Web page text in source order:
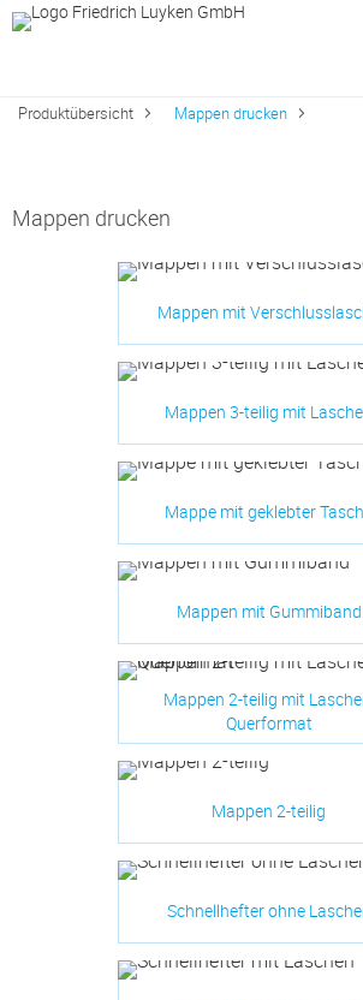
Produktübersicht Mappen drucken
Mappen drucken
Mappen mit
Mappen 3-teilig mit
Mappe mit geklebter
Mappen mit Gummiband
Mappen 2-teilig mit
Querformat
Mappen 2-teilig
Schnellhefter ohne